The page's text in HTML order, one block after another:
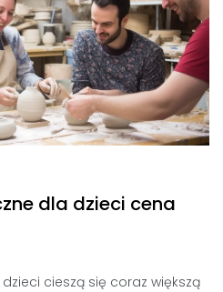
dla dzieci cena
cieszą się coraz większą